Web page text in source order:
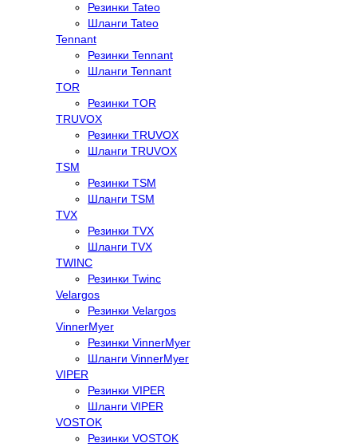
Резинки Tateo
Шланги Tateo
Tennant
Резинки Tennant
Шланги Tennant
TOR
Резинки TOR
TRUVOX
Резинки TRUVOX
Шланги TRUVOX
TSM
Резинки TSM
Шланги TSM
TVX
Резинки TVX
Шланги TVX
TWINC
Резинки Twinc
Velargos
Резинки Velargos
VinnerMyer
Резинки VinnerMyer
Шланги VinnerMyer
VIPER
Резинки VIPER
Шланги VIPER
VOSTOK
Резинки VOSTOK